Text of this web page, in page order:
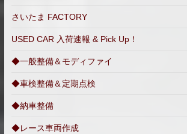
の
ブ
グ）
さいたま FACTORY
USED CAR 入荷速報 & Pick Up！
◆一般整備＆モディファイ
◆車検整備＆定期点検
◆納車整備
◆レース車両作成